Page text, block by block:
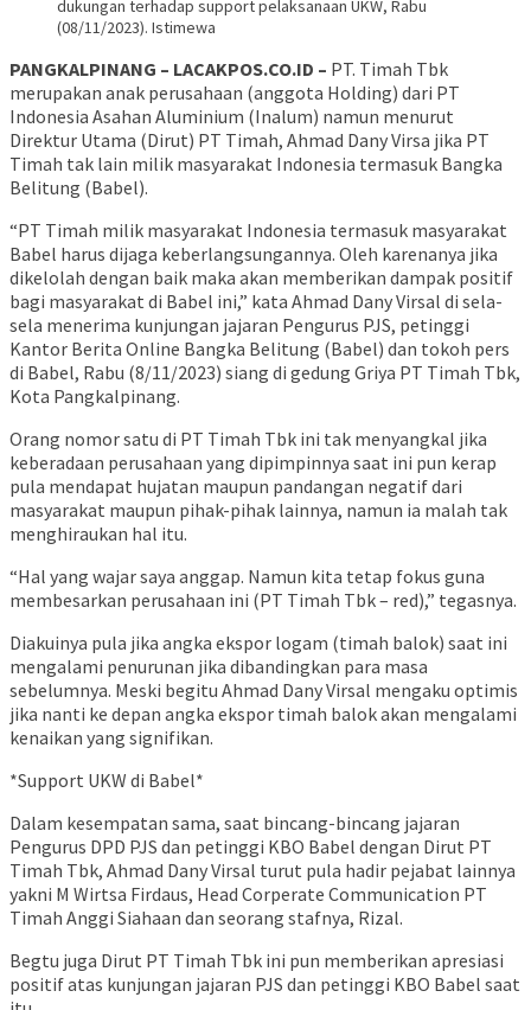
dukungan terhadap support pelaksanaan UKW, Rabu
(08/11/2023). Istimewa
PANGKALPINANG – LACAKPOS.CO.ID – PT. Timah Tbk
merupakan anak perusahaan (anggota Holding) dari PT
Indonesia Asahan Aluminium (Inalum) namun menurut
Direktur Utama (Dirut) PT Timah, Ahmad Dany Virsa jika PT
Timah tak lain milik masyarakat Indonesia termasuk Bangka
Belitung (Babel).
“PT Timah milik masyarakat Indonesia termasuk masyarakat
Babel harus dijaga keberlangsungannya. Oleh karenanya jika
dikelolah dengan baik maka akan memberikan dampak positif
bagi masyarakat di Babel ini,” kata Ahmad Dany Virsal di sela-
sela menerima kunjungan jajaran Pengurus PJS, petinggi
Kantor Berita Online Bangka Belitung (Babel) dan tokoh pers
di Babel, Rabu (8/11/2023) siang di gedung Griya PT Timah Tbk,
Kota Pangkalpinang.
Orang nomor satu di PT Timah Tbk ini tak menyangkal jika
keberadaan perusahaan yang dipimpinnya saat ini pun kerap
pula mendapat hujatan maupun pandangan negatif dari
masyarakat maupun pihak-pihak lainnya, namun ia malah tak
menghiraukan hal itu.
“Hal yang wajar saya anggap. Namun kita tetap fokus guna
membesarkan perusahaan ini (PT Timah Tbk – red),” tegasnya.
Diakuinya pula jika angka ekspor logam (timah balok) saat ini
mengalami penurunan jika dibandingkan para masa
sebelumnya. Meski begitu Ahmad Dany Virsal mengaku optimis
jika nanti ke depan angka ekspor timah balok akan mengalami
kenaikan yang signifikan.
*Support UKW di Babel*
Dalam kesempatan sama, saat bincang-bincang jajaran
Pengurus DPD PJS dan petinggi KBO Babel dengan Dirut PT
Timah Tbk, Ahmad Dany Virsal turut pula hadir pejabat lainnya
yakni M Wirtsa Firdaus, Head Corperate Communication PT
Timah Anggi Siahaan dan seorang stafnya, Rizal.
Begtu juga Dirut PT Timah Tbk ini pun memberikan apresiasi
positif atas kunjungan jajaran PJS dan petinggi KBO Babel saat